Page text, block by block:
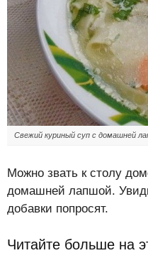
Свежий куриный суп с домашней
Можно звать к столу
домашней лапшой.
добавки попросят.
Читайте больше на